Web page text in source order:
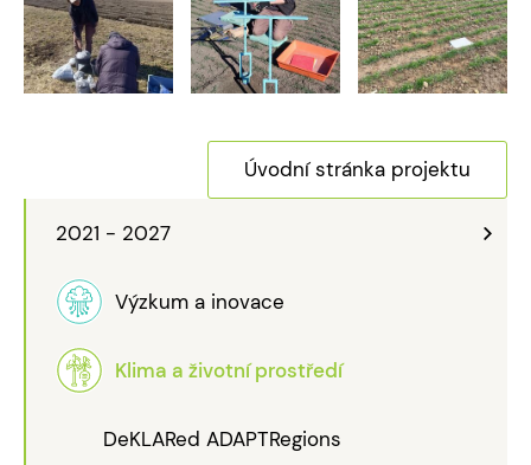
2021 - 2027
Výzkum a inovace
Klima a životní prostředí
DeKLARed ADAPTRegions
Úvodní stránka projektu